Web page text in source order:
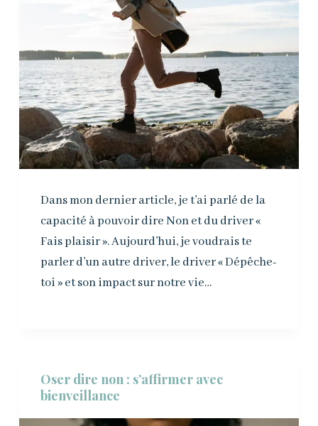
Dans mon dernier article, je t’ai parlé de la
capacité à pouvoir dire Non et du driver «
Fais plaisir ». Aujourd’hui, je voudrais te
parler d’un autre driver, le driver « Dépêche-
toi » et son impact sur notre vie…
Oser dire non : s’affirmer avec
bienveillance